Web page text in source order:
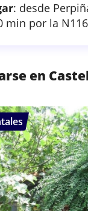
: desde
min por la
en